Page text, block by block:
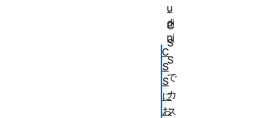
、
C
S
S
で
カ
ス
u
di
ni
C
S
S
に
お